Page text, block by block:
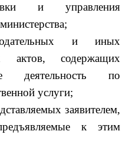
и управления
и иных
актов, содержащих
деятельность по
услуги;
заявителем,
к этим